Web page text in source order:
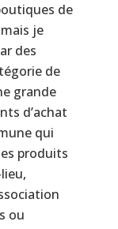
de
je
des
de
grande
d’achat
qui
produits
ou